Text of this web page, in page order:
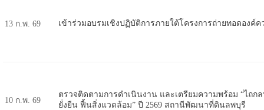
13 ก.พ. 69 เข้าร่วมอบรมเชิงปฏิบัติการภายใต้โครงการถ่ายทอดองค์ค
10 ก.พ. 69
ตรวจติดตามการดำเนินงาน และเตรียมความพร้อม “ไถก
ยั่งยืน ฟื้นสิ่งแวดล้อม” ปี 2569 สถานีพัฒนาที่ดินลพบุรี